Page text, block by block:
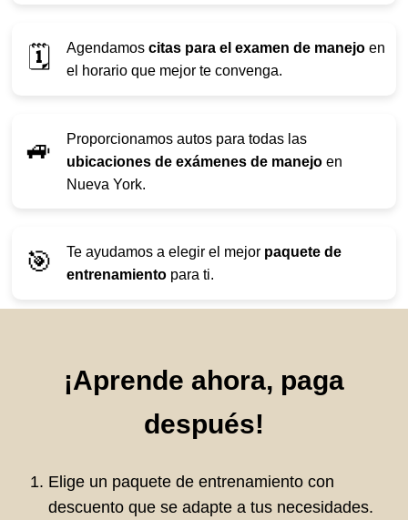
🗓️ Agendamos citas para el examen de manejo en
el horario que mejor te convenga.
🚙
Proporcionamos autos para todas las
ubicaciones de exámenes de manejo en
Nueva York.
🎯 Te ayudamos a elegir el mejor paquete de
entrenamiento para ti.
¡Aprende ahora, paga
después!
Elige un paquete de entrenamiento con
descuento que se adapte a tus necesidades.